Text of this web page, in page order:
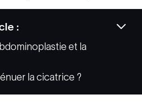
:
et la
la cicatrice ?